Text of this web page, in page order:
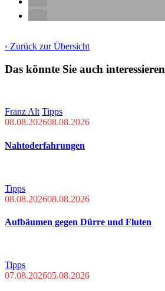
‹ Zurück zur Übersicht
Das könnte Sie auch interessieren
Franz Alt Tipps
08.08.202608.08.2026
Nahtoderfahrungen
Tipps
08.08.202608.08.2026
Aufbäumen gegen Dürre und Fluten
Tipps
07.08.202605.08.2026